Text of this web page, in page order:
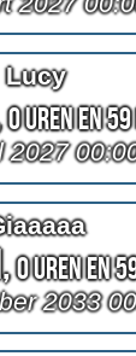
Lucy
0 Uren en
2027
0 Uren en
2033